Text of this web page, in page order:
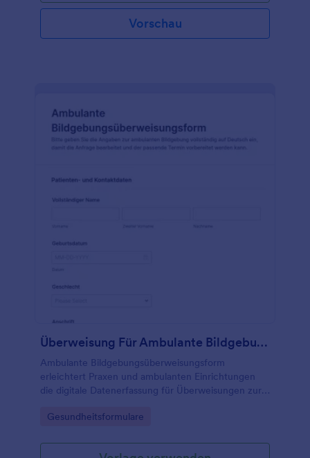
Vorschau
Überweisung Für Ambulante Bildgebung Formular
Ambulante Bildgebungsüberweisungsform
erleichtert Praxen und ambulanten Einrichtungen
die digitale Datenerfassung für Überweisungen zur
Rückmeldeweg, und sammelt Formularantworten
Go to Category:
Gesundheitsformulare